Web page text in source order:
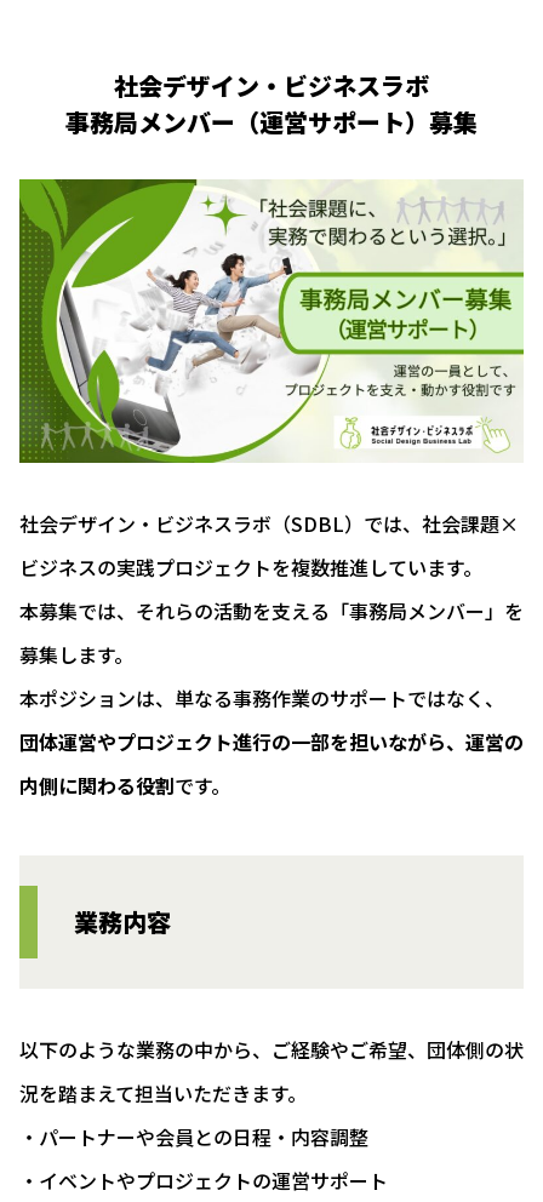
社会デザイン・ビジネスラボ
事務局メンバー（運営サポート）募集
社会デザイン・ビジネスラボ（SDBL）では、社会課題×
ビジネスの実践プロジェクトを複数推進しています。
本募集では、それらの活動を支える「事務局メンバー」を
募集します。
本ポジションは、単なる事務作業のサポートではなく、
団体運営やプロジェクト進行の一部を担いながら、運営の
内側に関わる役割です。
業務内容
以下のような業務の中から、ご経験やご希望、団体側の状
況を踏まえて担当いただきます。
・パートナーや会員との日程・内容調整
・イベントやプロジェクトの運営サポート